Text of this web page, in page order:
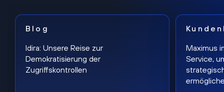
Blog
Idira: Unsere Reise zur
Demokratisierung der
Zugriffskontrollen
Maximus
Service,